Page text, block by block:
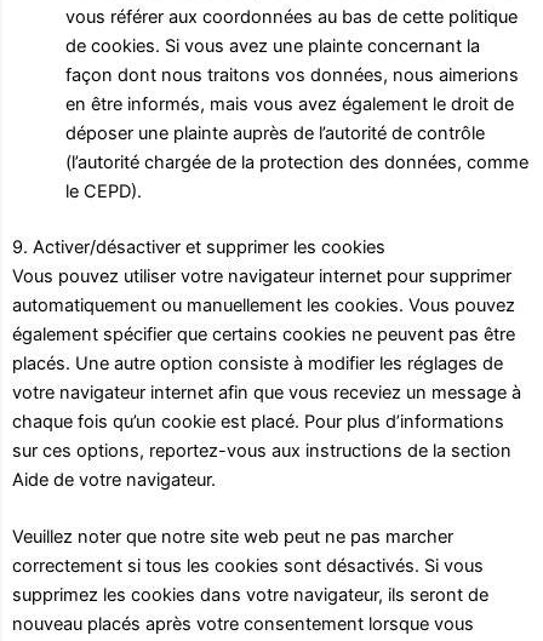
vous référer aux coordonnées au bas de cette politique
de cookies. Si vous avez une plainte concernant la
façon dont nous traitons vos données, nous aimerions
en être informés, mais vous avez également le droit de
déposer une plainte auprès de l’autorité de contrôle
(l’autorité chargée de la protection des données, comme
le CEPD).
9. Activer/désactiver et supprimer les cookies
Vous pouvez utiliser votre navigateur internet pour supprimer
automatiquement ou manuellement les cookies. Vous pouvez
également spécifier que certains cookies ne peuvent pas être
placés. Une autre option consiste à modifier les réglages de
votre navigateur internet afin que vous receviez un message à
chaque fois qu’un cookie est placé. Pour plus d’informations
sur ces options, reportez-vous aux instructions de la section
Aide de votre navigateur.
Veuillez noter que notre site web peut ne pas marcher
correctement si tous les cookies sont désactivés. Si vous
supprimez les cookies dans votre navigateur, ils seront de
nouveau placés après votre consentement lorsque vous